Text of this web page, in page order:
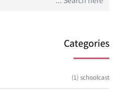
Categories
schoolcast
(1)